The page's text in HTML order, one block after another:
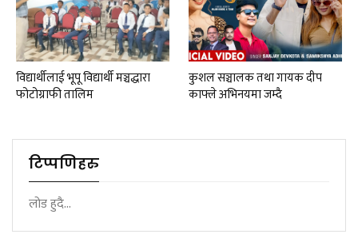
विद्यार्थीलाई भूपू विद्यार्थी मञ्चद्धारा
फोटोग्राफी तालिम
कुशल सञ्चालक तथा गायक दीप
काफ्ले अभिनयमा जम्दै
टिप्पणिहरु
लोड हुदै...